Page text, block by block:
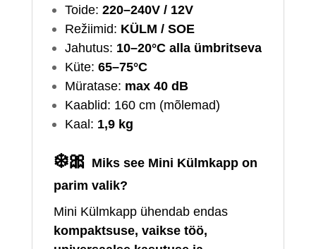
Toide: 220–240V / 12V
Režiimid: KÜLM / SOE
Jahutus: 10–20°C alla ümbritseva
Küte: 65–75°C
Müratase: max 40 dB
Kaablid: 160 cm (mõlemad)
Kaal: 1,9 kg
❄️🎀 Miks see Mini Külmkapp on
parim valik?
Mini Külmkapp ühendab endas
kompaktsuse, vaikse töö,